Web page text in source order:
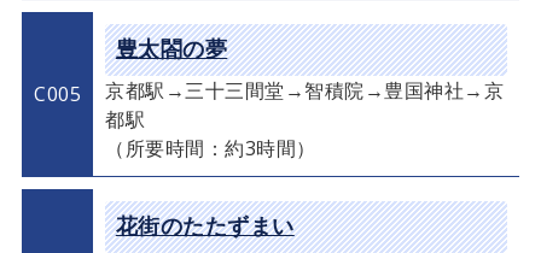
C005
豊太閤の夢
京都駅→三十三間堂→智積院→豊国神社→京
都駅
（所要時間：約3時間）
花街のたたずまい